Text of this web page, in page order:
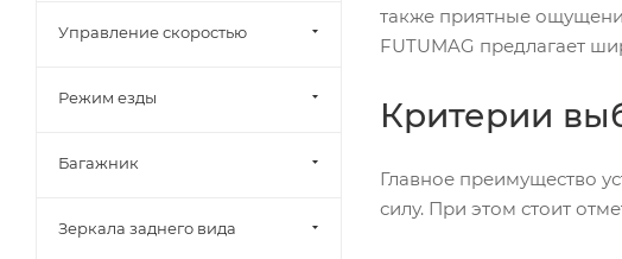
также приятные
FUTUMAG предлагает
Критерии
Главное преимущество
силу. При этом стоит
Управление скоростью
Режим езды
Багажник
Зеркала заднего вида